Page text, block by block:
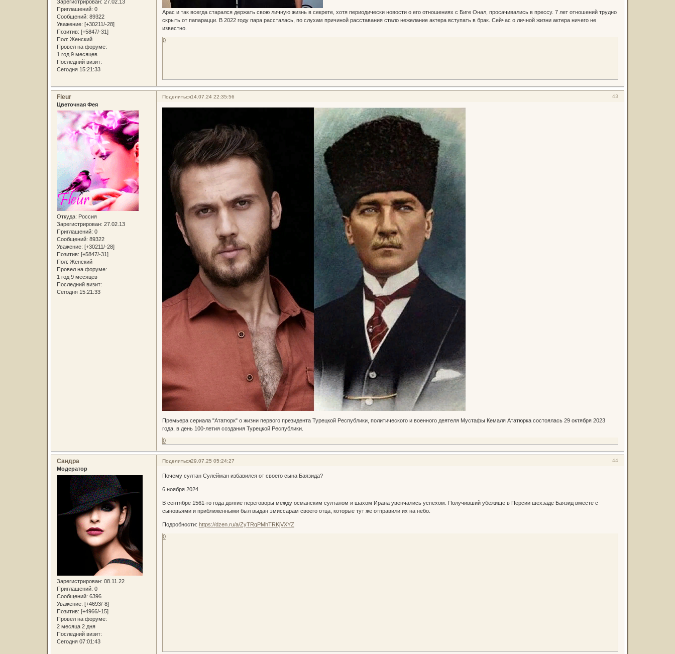
Зарегистрирован: 27.02.13
Приглашений: 0
Сообщений: 89322
Уважение: [+30211/-28]
Позитив: [+5847/-31]
Пол: Женский
Провел на форуме:
1 год 9 месяцев
Последний визит:
Сегодня 15:21:33
Арас и так всегда старался держать свою личную жизнь в секрете, хотя периодически новости о его отношениях с Биге Онал, просачивались в прессу. 7 лет отношений трудно
скрыть от папарацци. В 2022 году пара рассталась, по слухам причиной расставания стало нежелание актера вступать в брак. Сейчас о личной жизни актера ничего не
известно.
0
Поделиться 43
14.07.24 22:35:56
Fleur
Цветочная Фея
Откуда: Россия
Зарегистрирован: 27.02.13
Приглашений: 0
Сообщений: 89322
Уважение: [+30211/-28]
Позитив: [+5847/-31]
Пол: Женский
Провел на форуме:
1 год 9 месяцев
Последний визит:
Сегодня 15:21:33
Премьера сериала "Ататюрк" о жизни первого президента Турецкой Республики, политического и военного деятеля Мустафы Кемаля Ататюрка состоялась 29 октября 2023
года, в день 100-летия создания Турецкой Республики.
0
Поделиться 44
29.07.25 05:24:27
Сандра
Модератор
Зарегистрирован: 08.11.22
Приглашений: 0
Сообщений: 6396
Уважение: [+4693/-8]
Позитив: [+4966/-15]
Провел на форуме:
2 месяца 2 дня
Последний визит:
Сегодня 07:01:43
Почему султан Сулейман избавился от своего сына Баязида?
6 ноября 2024
В сентябре 1561-го года долгие переговоры между османским султаном и шахом Ирана увенчались успехом. Получивший убежище в Персии шехзаде Баязид вместе с
сыновьями и приближенными был выдан эмиссарам своего отца, которые тут же отправили их на небо.
Подробности: https://dzen.ru/a/ZyTRqPMhTRKjVXYZ
0